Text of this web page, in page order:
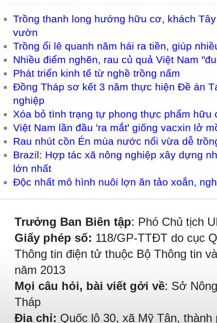
Trồng thanh long hướng hữu cơ, khách
vườn
Trồng ổi lê quanh năm hái ra tiền, giúp
Nhiều điểm nghẽn, rau củ quả Việt Nam
Phát triển kinh tế từ nghề trồng nấm
Đồng Tháp sơ kết 3 năm thực hiện Đề án
nghiệp
Xóa bỏ tình trạng tự phong thực phẩm hữu
Việt Nam lần đầu 'ra mắt' giống vacxin lở
Rau nhút cồn Én mùa nước nổi vừa dễ
Brazil: Hợp tác xã nông nghiệp xây dựng
lớn nhất
Độc nhất mô hình nuôi lợn ăn tảo xoắn,
Trưởng Ban Biên tập: Phó Chủ tịch
Giấy phép số: 118/GP-TTĐT do cục
Thông tin điện tử thuộc Bộ Thông tin
năm 2013
Mọi câu hỏi, bài viết gởi về: Sở
Tháp
Địa chỉ: Quốc lộ 30, xã Mỹ Tân,